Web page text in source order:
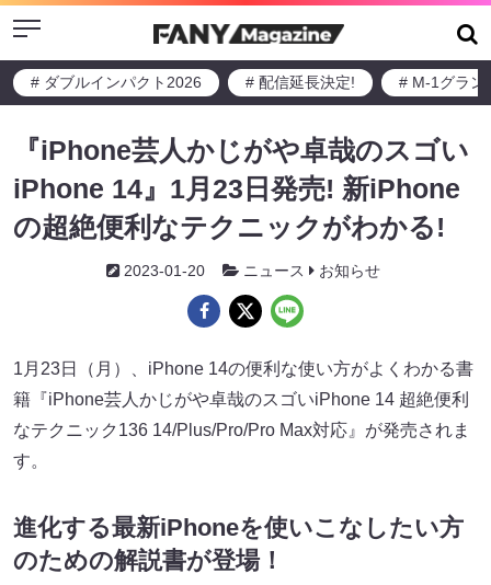
Menu
# ダブルインパクト2026 # 配信延長決定! # M-1グラン
『iPhone芸人かじがや卓哉のスゴい
iPhone 14』1月23日発売! 新iPhone
の超絶便利なテクニックがわかる!
2023-01-20 ニュース お知らせ
1月23日（月）、iPhone 14の便利な使い方がよくわかる書
籍『iPhone芸人かじがや卓哉のスゴいiPhone 14 超絶便利
なテクニック136 14/Plus/Pro/Pro Max対応』が発売されま
す。
進化する最新iPhoneを使いこなしたい方
のための解説書が登場！